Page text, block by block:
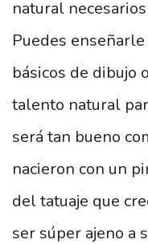
natural
Puedes
básicos de dibujo
talento natural
será tan bueno
nacieron con un
del tatuaje que
ser súper ajeno a